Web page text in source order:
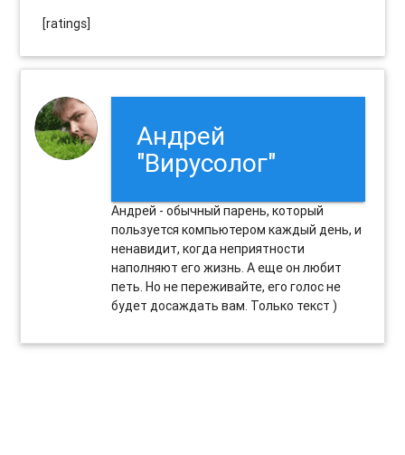
[ratings]
Андрей
"Вирусолог"
Андрей - обычный парень, который
пользуется компьютером каждый день, и
ненавидит, когда неприятности
наполняют его жизнь. А еще он любит
петь. Но не переживайте, его голос не
будет досаждать вам. Только текст )